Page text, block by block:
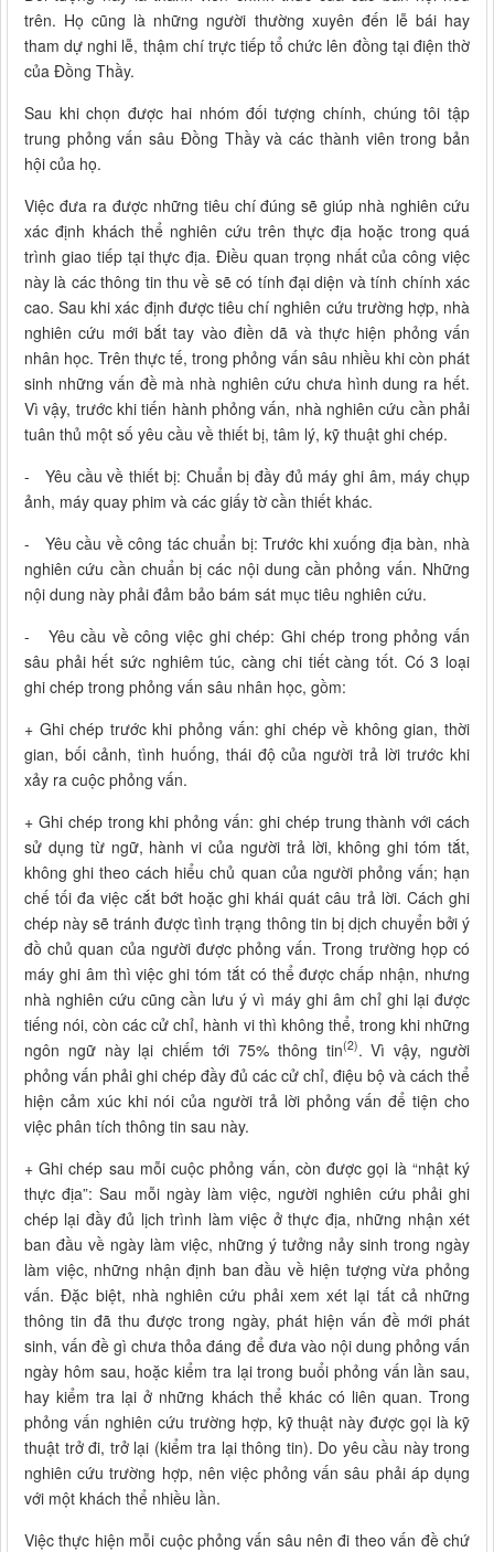
trên. Họ cũng là những người thường xuyên đến lễ bái hay
tham dự nghi lễ, thậm chí trực tiếp tổ chức lên đồng tại điện thờ
của Đồng Thầy.
Sau khi chọn được hai nhóm đối tượng chính, chúng tôi tập
trung phỏng vấn sâu Đồng Thầy và các thành viên trong bản
hội của họ.
Việc đưa ra được những tiêu chí đúng sẽ giúp nhà nghiên cứu
xác định khách thể nghiên cứu trên thực địa hoặc trong quá
trình giao tiếp tại thực địa. Điều quan trọng nhất của công việc
này là các thông tin thu về sẽ có tính đại diện và tính chính xác
cao. Sau khi xác định được tiêu chí nghiên cứu trường hợp, nhà
nghiên cứu mới bắt tay vào điền dã và thực hiện phỏng vấn
nhân học. Trên thực tế, trong phỏng vấn sâu nhiều khi còn phát
sinh những vấn đề mà nhà nghiên cứu chưa hình dung ra hết.
Vì vậy, trước khi tiến hành phỏng vấn, nhà nghiên cứu cần phải
tuân thủ một số yêu cầu về thiết bị, tâm lý, kỹ thuật ghi chép.
- Yêu cầu về thiết bị: Chuẩn bị đầy đủ máy ghi âm, máy chụp
ảnh, máy quay phim và các giấy tờ cần thiết khác.
- Yêu cầu về công tác chuẩn bị: Trước khi xuống địa bàn, nhà
nghiên cứu cần chuẩn bị các nội dung cần phỏng vấn. Những
nội dung này phải đảm bảo bám sát mục tiêu nghiên cứu.
- Yêu cầu về công việc ghi chép: Ghi chép trong phỏng vấn
sâu phải hết sức nghiêm túc, càng chi tiết càng tốt. Có 3 loại
ghi chép trong phỏng vấn sâu nhân học, gồm:
+ Ghi chép trước khi phỏng vấn: ghi chép về không gian, thời
gian, bối cảnh, tình huống, thái độ của người trả lời trước khi
xảy ra cuộc phỏng vấn.
+ Ghi chép trong khi phỏng vấn: ghi chép trung thành với cách
sử dụng từ ngữ, hành vi của người trả lời, không ghi tóm tắt,
không ghi theo cách hiểu chủ quan của người phỏng vấn; hạn
chế tối đa việc cắt bớt hoặc ghi khái quát câu trả lời. Cách ghi
chép này sẽ tránh được tình trạng thông tin bị dịch chuyển bởi ý
đồ chủ quan của người được phỏng vấn. Trong trường họp có
máy ghi âm thì việc ghi tóm tắt có thể được chấp nhận, nhưng
nhà nghiên cứu cũng cần lưu ý vì máy ghi âm chỉ ghi lại được
tiếng nói, còn các cử chỉ, hành vi thì không thể, trong khi những
ngôn ngữ này lại chiếm tới 75% thông tin(2). Vì vậy, người
phỏng vấn phải ghi chép đầy đủ các cử chỉ, điệu bộ và cách thể
hiện cảm xúc khi nói của người trả lời phỏng vấn để tiện cho
việc phân tích thông tin sau này.
+ Ghi chép sau mỗi cuộc phỏng vấn, còn được gọi là “nhật ký
thực địa”: Sau mỗi ngày làm việc, người nghiên cứu phải ghi
chép lại đầy đủ lịch trình làm việc ở thực địa, những nhận xét
ban đầu về ngày làm việc, những ý tưởng nảy sinh trong ngày
làm việc, những nhận định ban đầu về hiện tượng vừa phỏng
vấn. Đặc biệt, nhà nghiên cứu phải xem xét lại tất cả những
thông tin đã thu được trong ngày, phát hiện vấn đề mới phát
sinh, vấn đề gì chưa thỏa đáng để đưa vào nội dung phỏng vấn
ngày hôm sau, hoặc kiểm tra lại trong buổi phỏng vấn lần sau,
hay kiểm tra lại ở những khách thể khác có liên quan. Trong
phỏng vấn nghiên cứu trường hợp, kỹ thuật này được gọi là kỹ
thuật trở đi, trở lại (kiểm tra lại thông tin). Do yêu cầu này trong
nghiên cứu trường hợp, nên việc phỏng vấn sâu phải áp dụng
với một khách thể nhiều lần.
Việc thực hiện mỗi cuộc phỏng vấn sâu nên đi theo vấn đề chứ